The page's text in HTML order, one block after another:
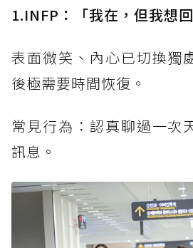
1.INFP：「我在，但我想
表面微笑、內心已切換獨
後極需要時間恢復。
常見行為：認真聊過一次
訊息。